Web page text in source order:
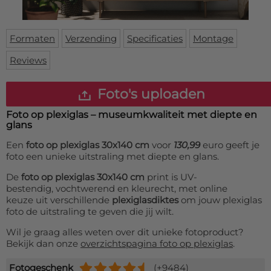
Deurmat
Vloermat
Skateboard deck
Over ons
Inloggen
WhatsApp
Formaten Verzending Specificaties
Montage
Reviews
Foto's uploaden
Foto op plexiglas – museumkwaliteit met diepte en
glans
Een foto op plexiglas 30x140 cm voor 130,99euro geeft je
foto een unieke uitstraling met diepte en glans.
De foto op plexiglas 30x140 cm print is UV-
bestendig, vochtwerend en kleurecht, met online
keuze uit verschillende plexiglasdiktesom jouw plexiglas
foto de uitstraling te geven die jij wilt.
Wil je graag alles weten over dit unieke fotoproduct?
Bekijk dan onze overzichtspagina foto op plexiglas.
Fotogeschenk (+9484)